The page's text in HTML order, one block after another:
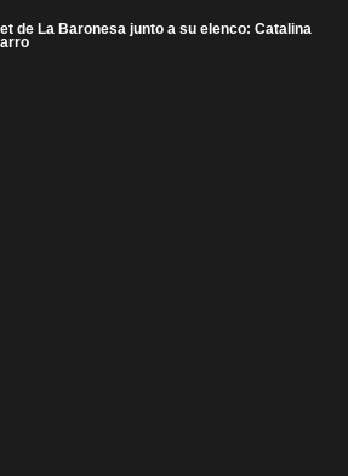
de La Baronesa junto a su elenco: Catalina